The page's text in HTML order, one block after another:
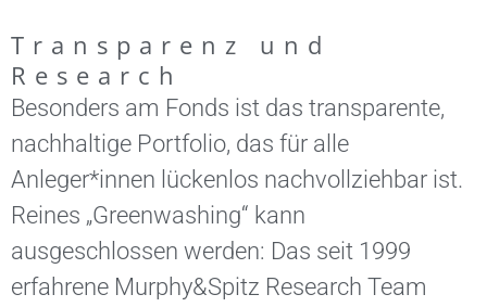
Transparenz und
Research
Besonders am Fonds ist das transparente,
nachhaltige Portfolio, das für alle
Anleger*innen lückenlos nachvollziehbar ist.
Reines „Greenwashing“ kann
ausgeschlossen werden: Das seit 1999
erfahrene Murphy&Spitz Research Team